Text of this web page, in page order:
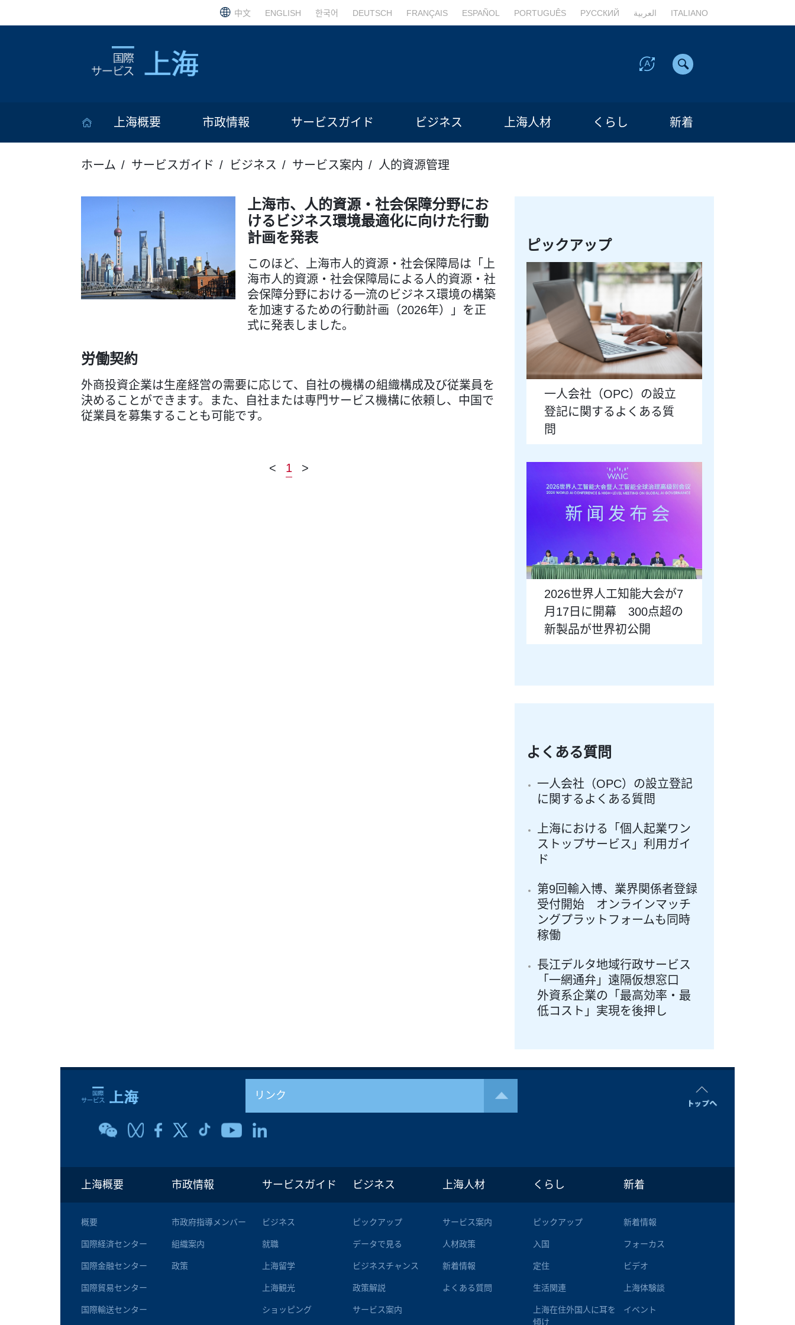
中文 ENGLISH 한국어 DEUTSCH FRANÇAIS ESPAÑOL PORTUGUÊS РУССКИЙ العربية ITALIANO
上海概要 市政情報 サービスガイド ビジネス 上海人材 くらし 新着
ホーム サービスガイド ビジネス サービス案内 人的資源管理
上海市、人的資源・社会保障分野にお
けるビジネス環境最適化に向けた行動
計画を発表
このほど、上海市人的資源・社会保障局は「上
海市人的資源・社会保障局による人的資源・社
会保障分野における一流のビジネス環境の構築
を加速するための行動計画（2026年）」を正
式に発表しました。
労働契約
外商投資企業は生産経営の需要に応じて、自社の機構の組織構成及び従業員を
決めることができます。また、自社または専門サービス機構に依頼し、中国で
従業員を募集することも可能です。
< 1 >
ピックアップ
一人会社（OPC）の設立
登記に関するよくある質
問
2026世界人工知能大会が7
月17日に開幕 300点超の
新製品が世界初公開
よくある質問
一人会社（OPC）の設立登記
に関するよくある質問
上海における「個人起業ワン
ストップサービス」利用ガイ
ド
第9回輸入博、業界関係者登録
受付開始 オンラインマッチ
ングプラットフォームも同時
稼働
長江デルタ地域行政サービス
「一網通弁」遠隔仮想窓口
外資系企業の「最高効率・最
低コスト」実現を後押し
リンク
上海概要
概要
国際経済センター
国際金融センター
国際貿易センター
国際輸送センター
市政情報
市政府指導メンバー
組織案内
政策
サービスガイド
ビジネス
就職
上海留学
上海観光
ショッピング
ビジネス
ピックアップ
データで見る
ビジネスチャンス
政策解説
サービス案内
上海人材
サービス案内
人材政策
新着情報
よくある質問
くらし
ピックアップ
入国
定住
生活関連
上海在住外国人に耳を
傾け
新着
新着情報
フォーカス
ビデオ
上海体験談
イベント